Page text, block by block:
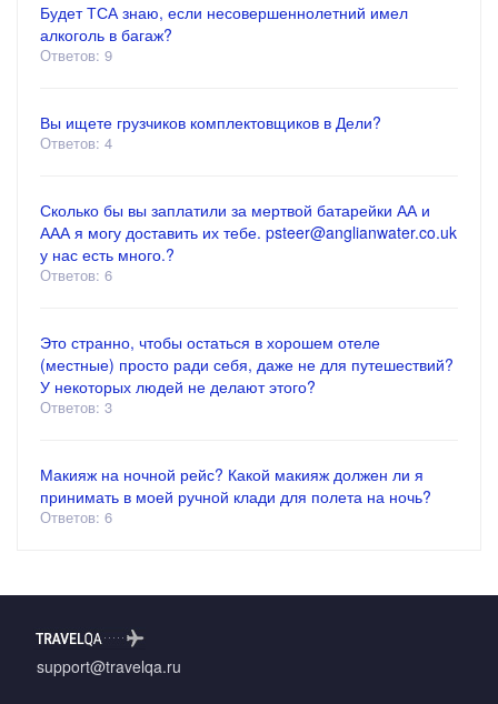
Будет ТСА знаю, если несовершеннолетний имел
алкоголь в багаж?
Ответов: 9
Вы ищете грузчиков комплектовщиков в Дели?
Ответов: 4
Сколько бы вы заплатили за мертвой батарейки АА и
ААА я могу доставить их тебе. psteer@anglianwater.co.uk
у нас есть много.?
Ответов: 6
Это странно, чтобы остаться в хорошем отеле
(местные) просто ради себя, даже не для путешествий?
У некоторых людей не делают этого?
Ответов: 3
Макияж на ночной рейс? Какой макияж должен ли я
принимать в моей ручной клади для полета на ночь?
Ответов: 6
support@travelqa.ru